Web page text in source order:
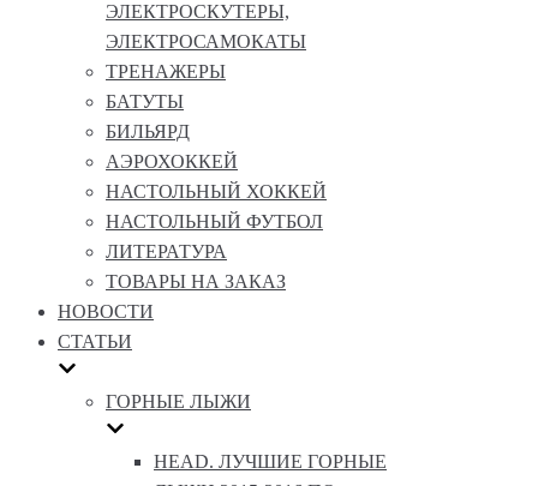
ЭЛЕКТРОСКУТЕРЫ,
ЭЛЕКТРОСАМОКАТЫ
ТРЕНАЖЕРЫ
БАТУТЫ
БИЛЬЯРД
АЭРОХОККЕЙ
НАСТОЛЬНЫЙ ХОККЕЙ
НАСТОЛЬНЫЙ ФУТБОЛ
ЛИТЕРАТУРА
ТОВАРЫ НА ЗАКАЗ
НОВОСТИ
СТАТЬИ
ГОРНЫЕ ЛЫЖИ
HEAD. ЛУЧШИЕ ГОРНЫЕ